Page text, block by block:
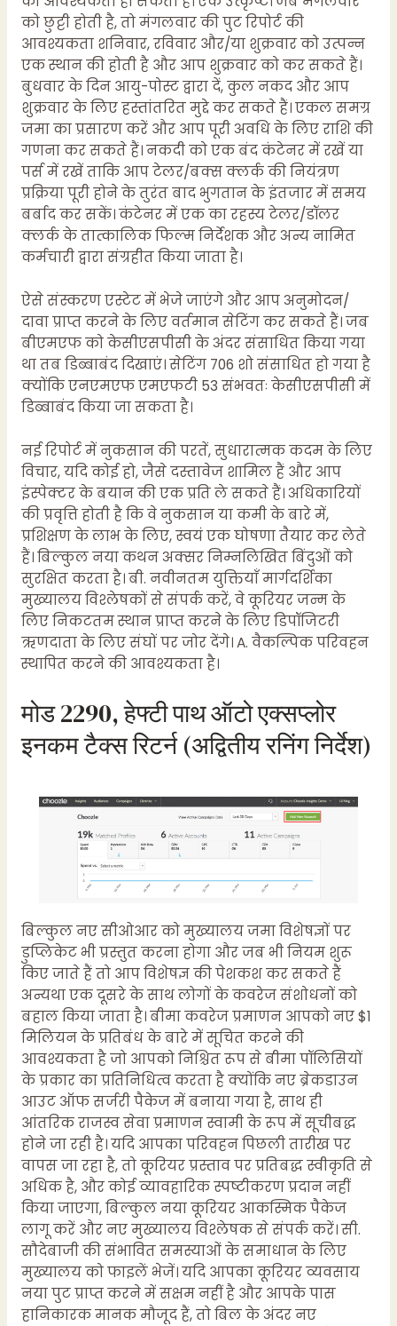
को छुट्टी होती है, तो मंगलवार की पुट रिपोर्ट की
आवश्यकता शनिवार, रविवार और/या शुक्रवार को उत्पन्न
एक स्थान की होती है और आप शुक्रवार को कर सकते हैं।
बुधवार के दिन आयु-पोस्ट द्वारा दें, कुल नकद और आप
शुक्रवार के लिए हस्तांतरित मुद्दे कर सकते हैं। एकल समग्र
जमा का प्रसारण करें और आप पूरी अवधि के लिए राशि की
गणना कर सकते हैं। नकदी को एक बंद कंटेनर में रखें या
पर्स में रखें ताकि आप टेलर/बक्स क्लर्क की नियंत्रण
प्रक्रिया पूरी होने के तुरंत बाद भुगतान के इंतजार में समय
बर्बाद कर सकें। कंटेनर में एक का रहस्य टेलर/डॉलर
क्लर्क के तात्कालिक फिल्म निर्देशक और अन्य नामित
कर्मचारी द्वारा संग्रहीत किया जाता है।
ऐसे संस्करण एस्टेट में भेजे जाएंगे और आप अनुमोदन/
दावा प्राप्त करने के लिए वर्तमान सेटिंग कर सकते हैं। जब
बीएमएफ को केसीएसपीसी के अंदर संसाधित किया गया
था तब डिब्बाबंद दिखाएं। सेटिंग 706 शो संसाधित हो गया है
क्योंकि एनएमएफ एमएफटी 53 संभवतः केसीएसपीसी में
डिब्बाबंद किया जा सकता है।
नई रिपोर्ट में नुकसान की परतें, सुधारात्मक कदम के लिए
विचार, यदि कोई हो, जैसे दस्तावेज शामिल हैं और आप
इंस्पेक्टर के बयान की एक प्रति ले सकते हैं। अधिकारियों
की प्रवृत्ति होती है कि वे नुकसान या कमी के बारे में,
प्रशिक्षण के लाभ के लिए, स्वयं एक घोषणा तैयार कर लेते
हैं। बिल्कुल नया कथन अक्सर निम्नलिखित बिंदुओं को
सुरक्षित करता है। बी. नवीनतम युक्तियाँ मार्गदर्शिका
मुख्यालय विश्लेषकों से संपर्क करें, वे कूरियर जन्म के
लिए निकटतम स्थान प्राप्त करने के लिए डिपॉजिटरी
ऋणदाता के लिए संघों पर जोर देंगे। A. वैकल्पिक परिवहन
स्थापित करने की आवश्यकता है।
मोड 2290, हेफ्टी पाथ ऑटो एक्सप्लोर
इनकम टैक्स रिटर्न (अद्वितीय रनिंग निर्देश)
बिल्कुल नए सीओआर को मुख्यालय जमा विशेषज्ञों पर
डुप्लिकेट भी प्रस्तुत करना होगा और जब भी नियम शुरू
किए जाते हैं तो आप विशेषज्ञ की पेशकश कर सकते हैं
अन्यथा एक दूसरे के साथ लोगों के कवरेज संशोधनों को
बहाल किया जाता है। बीमा कवरेज प्रमाणन आपको नए $1
मिलियन के प्रतिबंध के बारे में सूचित करने की
आवश्यकता है जो आपको निश्चित रूप से बीमा पॉलिसियों
के प्रकार का प्रतिनिधित्व करता है क्योंकि नए ब्रेकडाउन
आउट ऑफ सर्जरी पैकेज में बनाया गया है, साथ ही
आंतरिक राजस्व सेवा प्रमाणन स्वामी के रूप में सूचीबद्ध
होने जा रही है। यदि आपका परिवहन पिछली तारीख पर
वापस जा रहा है, तो कूरियर प्रस्ताव पर प्रतिबद्ध स्वीकृति से
अधिक है, और कोई व्यावहारिक स्पष्टीकरण प्रदान नहीं
किया जाएगा, बिल्कुल नया कूरियर आकस्मिक पैकेज
लागू करें और नए मुख्यालय विश्लेषक से संपर्क करें। सी.
सौदेबाजी की संभावित समस्याओं के समाधान के लिए
मुख्यालय को फाइलें भेजें। यदि आपका कूरियर व्यवसाय
नया पुट प्राप्त करने में सक्षम नहीं है और आपके पास
हानिकारक मानक मौजूद हैं, तो बिल के अंदर नए